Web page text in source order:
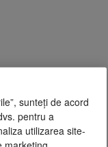
sunteți de acord
pentru a
utilizarea site-